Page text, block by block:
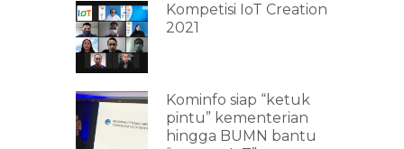
Kompetisi IoT Creation
2021
Kominfo siap “ketuk
pintu” kementerian
hingga BUMN bantu